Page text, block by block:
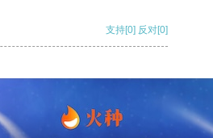
支持[0] 反对[0]
支持